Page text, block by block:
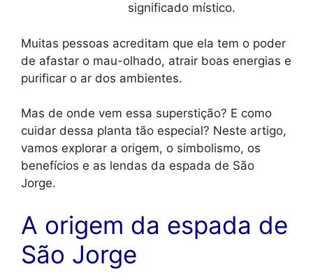
significado místico.
Muitas pessoas acreditam que ela tem o poder
de afastar o mau-olhado, atrair boas energias e
purificar o ar dos ambientes.
Mas de onde vem essa superstição? E como
cuidar dessa planta tão especial? Neste artigo,
vamos explorar a origem, o simbolismo, os
benefícios e as lendas da espada de São
Jorge.
A origem da espada de
São Jorge